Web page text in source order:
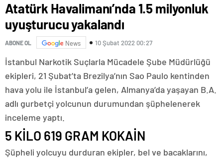
Atatürk Havalimanı’nda 1.5 milyonluk
uyuşturucu yakalandı
ABONE OL News 10 Şubat 2022 00:27
İstanbul Narkotik Suçlarla Mücadele Şube Müdürlüğü
ekipleri, 21 Şubat’ta Brezilya’nın Sao Paulo kentinden
hava yolu ile İstanbul’a gelen, Almanya’da yaşayan B.A.
adlı gurbetçi yolcunun durumundan şüphelenerek
inceleme yaptı.
5 KİLO 619 GRAM KOKAİN
Şüpheli yolcuyu durduran ekipler, bel ve bacaklarını,